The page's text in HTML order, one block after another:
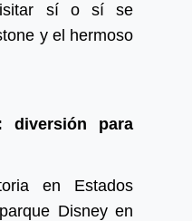
sí o sí se
y el hermoso
diversión para
en Estados
Disney en